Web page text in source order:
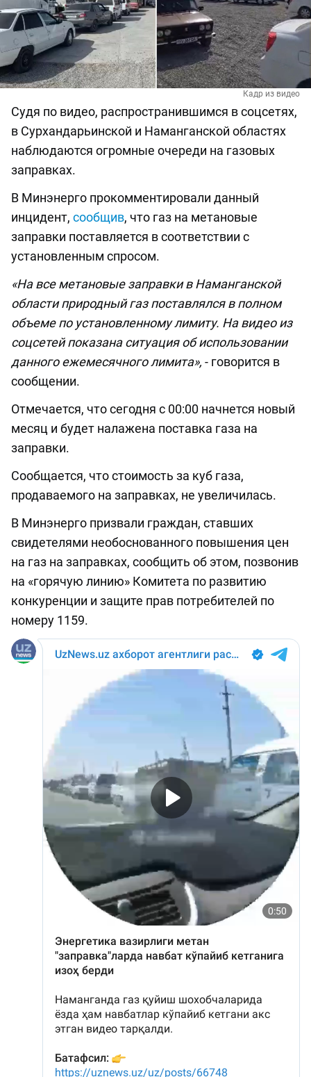
Кадр из видео
Судя по видео, распространившимся в соцсетях,
в Сурхандарьинской и Наманганской областях
наблюдаются огромные очереди на газовых
заправках.
В Минэнерго прокомментировали данный
инцидент, сообщив, что газ на метановые
заправки поставляется в соответствии с
установленным спросом.
«На все метановые заправки в Наманганской
области природный газ поставлялся в полном
объеме по установленному лимиту. На видео из
соцсетей показана ситуация об использовании
данного ежемесячного лимита», - говорится в
сообщении.
Отмечается, что сегодня с 00:00 начнется новый
месяц и будет налажена поставка газа на
заправки.
Сообщается, что стоимость за куб газа,
продаваемого на заправках, не увеличилась.
В Минэнерго призвали граждан, ставших
свидетелями необоснованного повышения цен
на газ на заправках, сообщить об этом, позвонив
на «горячую линию» Комитета по развитию
конкуренции и защите прав потребителей по
номеру 1159.